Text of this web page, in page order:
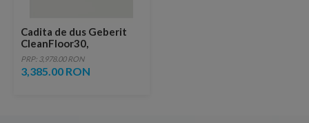
Cadita de dus Geberit
CleanFloor30,
110x100x3.5 cm, alba
mat
PRP: 3,978.00 RON
3,385.00 RON